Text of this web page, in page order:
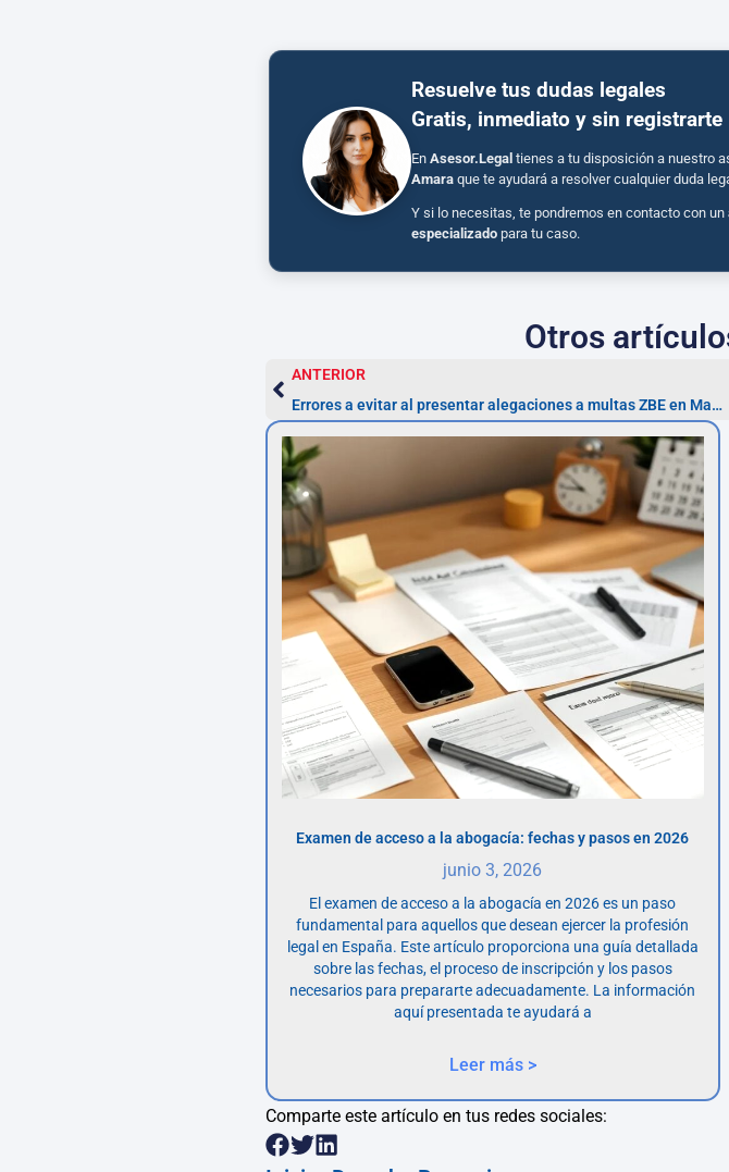
Resuelve tus dudas legales
Gratis, inmediato y sin registrarte
En Asesor.Legal tienes a tu disposición a nuestro
Amara que te ayudará a resolver cualquier duda
Y si lo necesitas, te pondremos en contacto con un
especializado para tu caso.
Otros
ANTERIOR
Errores a evitar al presentar alegaciones a multas ZBE en Madrid
Examen de acceso a la abogacía: fechas y pasos en 2026
junio 3, 2026
El examen de acceso a la abogacía en 2026 es un paso
fundamental para aquellos que desean ejercer la profesión
legal en España. Este artículo proporciona una guía detallada
sobre las fechas, el proceso de inscripción y los pasos
necesarios para prepararte adecuadamente. La información
aquí presentada te ayudará a
Leer más >
Comparte este artículo en tus redes sociales: